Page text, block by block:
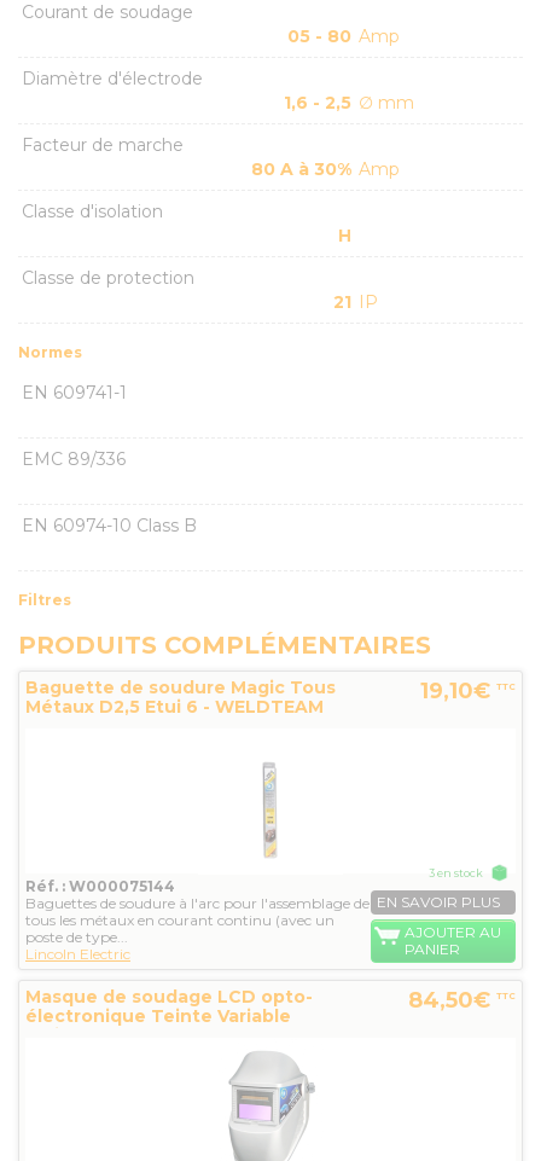
Courant de soudage
05 - 80 Amp
Diamètre d'électrode
1,6 - 2,5 ∅ mm
Facteur de marche
80 A à 30% Amp
Classe d'isolation
H
Classe de protection
21 IP
Normes
EN 609741-1
EMC 89/336
EN 60974-10 Class B
Filtres
PRODUITS COMPLÉMENTAIRES
Baguette de soudure Magic Tous
Métaux D2,5 Etui 6 - WELDTEAM
19,10€ TTC
Réf. : W000075144
Baguettes de soudure à l'arc pour l'assemblage de
tous les métaux en courant continu (avec un
poste de type...
Lincoln Electric
3 en stock
EN SAVOIR PLUS
AJOUTER AU
PANIER
Masque de soudage LCD opto-
électronique Teinte Variable
Varioteam...
84,50€ TTC